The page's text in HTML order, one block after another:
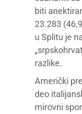
biti
23.283
u Splitu je
razlike.
Američki
deo
mirovni